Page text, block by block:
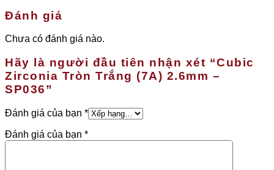
Đánh giá
Chưa có đánh giá nào.
Hãy là người đầu tiên nhận xét “Cubic
Zirconia Tròn Trắng (7A) 2.6mm –
SP036”
Đánh giá của bạn *
Đánh giá của bạn *